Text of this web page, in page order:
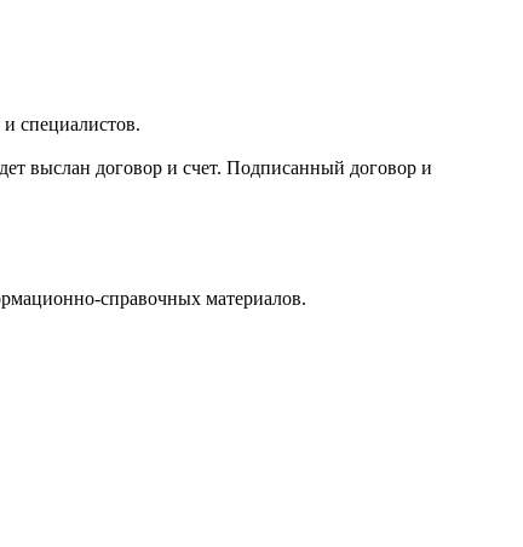
специалистов.
выслан договор и счет. Подписанный договор и
справочных материалов.